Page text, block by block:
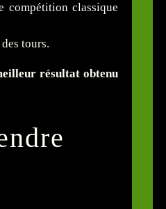
compétition classique
tours.
résultat obtenu